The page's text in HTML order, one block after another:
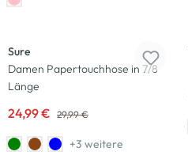
Sure
Damen Papertouchhose in 7/8
Länge
24,99 € 29,99 €
+3 weitere